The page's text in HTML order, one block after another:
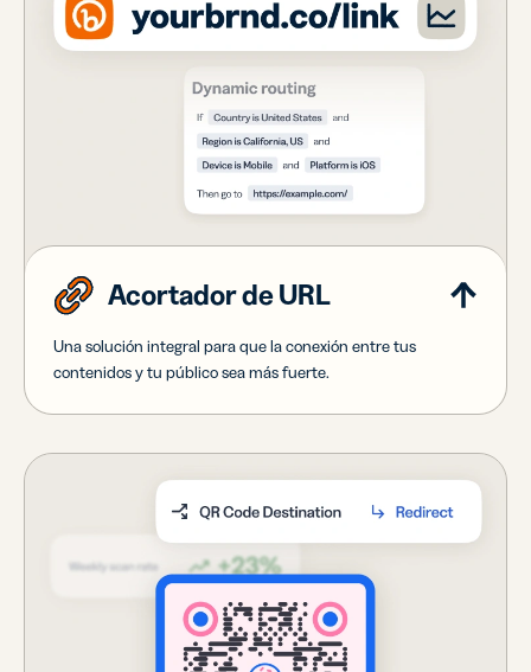
Acortador de URL
Una solución integral para que la conexión entre tus
contenidos y tu público sea más fuerte.